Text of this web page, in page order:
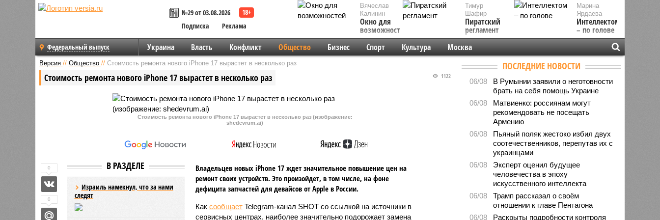
№29 от 03.08.2026
Подписка
Реклама
Вячеслав
Калинин
Окно для
возможностей
Марина
Ярдаева
Интеллектом
– по голове
Тимур
Шафир
Пиратский
регламент
Федеральный выпуск Украина Власть Конфликт Общество Бизнес Спорт Культура Москва
Версия // Общество // Стоимость ремонта нового iPhone 17 вырастет в несколько раз
Стоимость ремонта нового iPhone 17 вырастет в несколько раз 1122
Стоимость ремонта нового iPhone 17 вырастет в несколько раз (изображение:
shedevrum.ai)
В РАЗДЕЛЕ
Израиль намекнул, что за нами
следят
Владельцев новых iPhone 17 ждет значительное повышение цен на
ремонт своих устройств. Это произойдет, в том числе, на фоне
дефицита запчастей для девайсов от Apple в России.
Как сообщаетTelegram-канал SHOT со ссылкой на источники в
сервисных центрах, наиболее значительно подорожает замена
0
0
ПОСЛЕДНИЕ НОВОСТИ
06/08
В Румынии заявили о неготовности
брать на себя помощь Украине
06/08
Матвиенко: россиянам могут
рекомендовать не посещать
Армению
06/08
Пьяный поляк жестоко избил двух
соотечественников, перепутав их с
украинцами
06/08
Эксперт оценил будущее
человечества в эпоху
искусственного интеллекта
06/08
Трамп рассказал о своём
отношении к главе Пентагона
06/08
Раскрыты подробности контроля